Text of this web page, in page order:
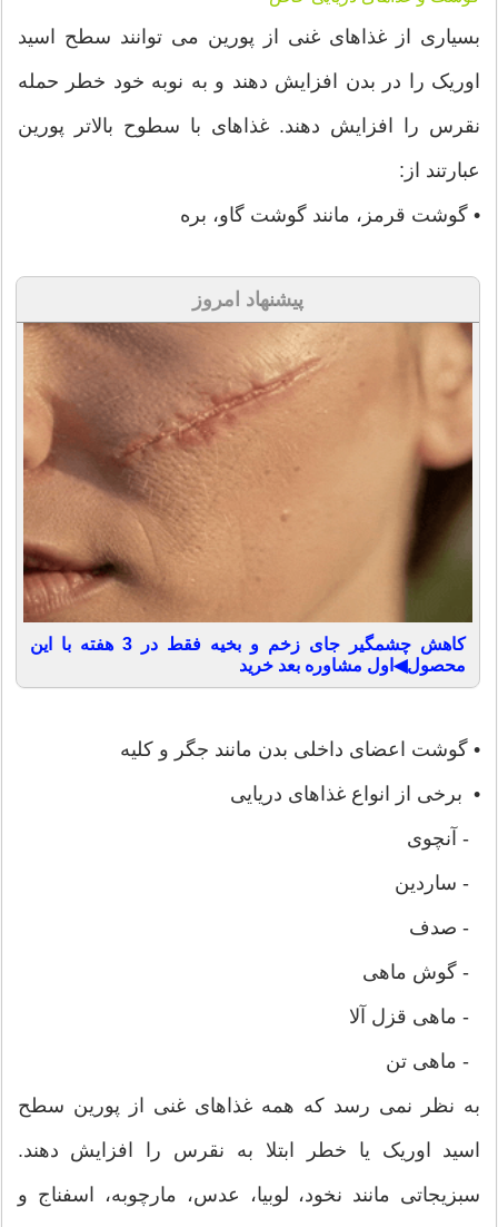
بسیاری از غذاهای غنی از پورین می توانند سطح اسید
اوریک را در بدن افزایش دهند و به نوبه خود خطر حمله
نقرس را افزایش دهند. غذاهای با سطوح بالاتر پورین
عبارتند از:
• گوشت قرمز، مانند گوشت گاو، بره
پیشنهاد امروز
کاهش چشمگیر جای زخم و بخیه فقط در 3 هفته با این
محصول◀اول مشاوره بعد خرید
• گوشت اعضای داخلی بدن مانند جگر و کلیه
• برخی از انواع غذاهای دریایی
- آنچوی
- ساردین
- صدف
- گوش ماهی
- ماهی قزل آلا
- ماهی تن
به نظر نمی رسد که همه غذاهای غنی از پورین سطح
اسید اوریک یا خطر ابتلا به نقرس را افزایش دهند.
سبزیجاتی مانند نخود، لوبیا، عدس، مارچوبه، اسفناج و